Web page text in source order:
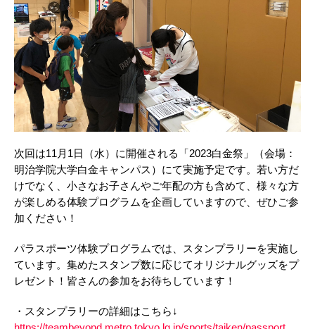
次回は11月1日（水）に開催される「2023白金祭」（会場：
明治学院大学白金キャンパス）にて実施予定です。若い方だ
けでなく、小さなお子さんやご年配の方も含めて、様々な方
が楽しめる体験プログラムを企画していますので、ぜひご参
加ください！
パラスポーツ体験プログラムでは、スタンプラリーを実施し
ています。集めたスタンプ数に応じてオリジナルグッズをプ
レゼント！皆さんの参加をお待ちしています！
・スタンプラリーの詳細はこちら↓